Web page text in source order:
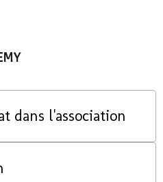
dans l'association